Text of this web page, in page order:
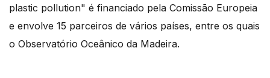
plastic pollution" é financiado pela Comissão Europeia
e envolve 15 parceiros de vários países, entre os quais
o Observatório Oceânico da Madeira.